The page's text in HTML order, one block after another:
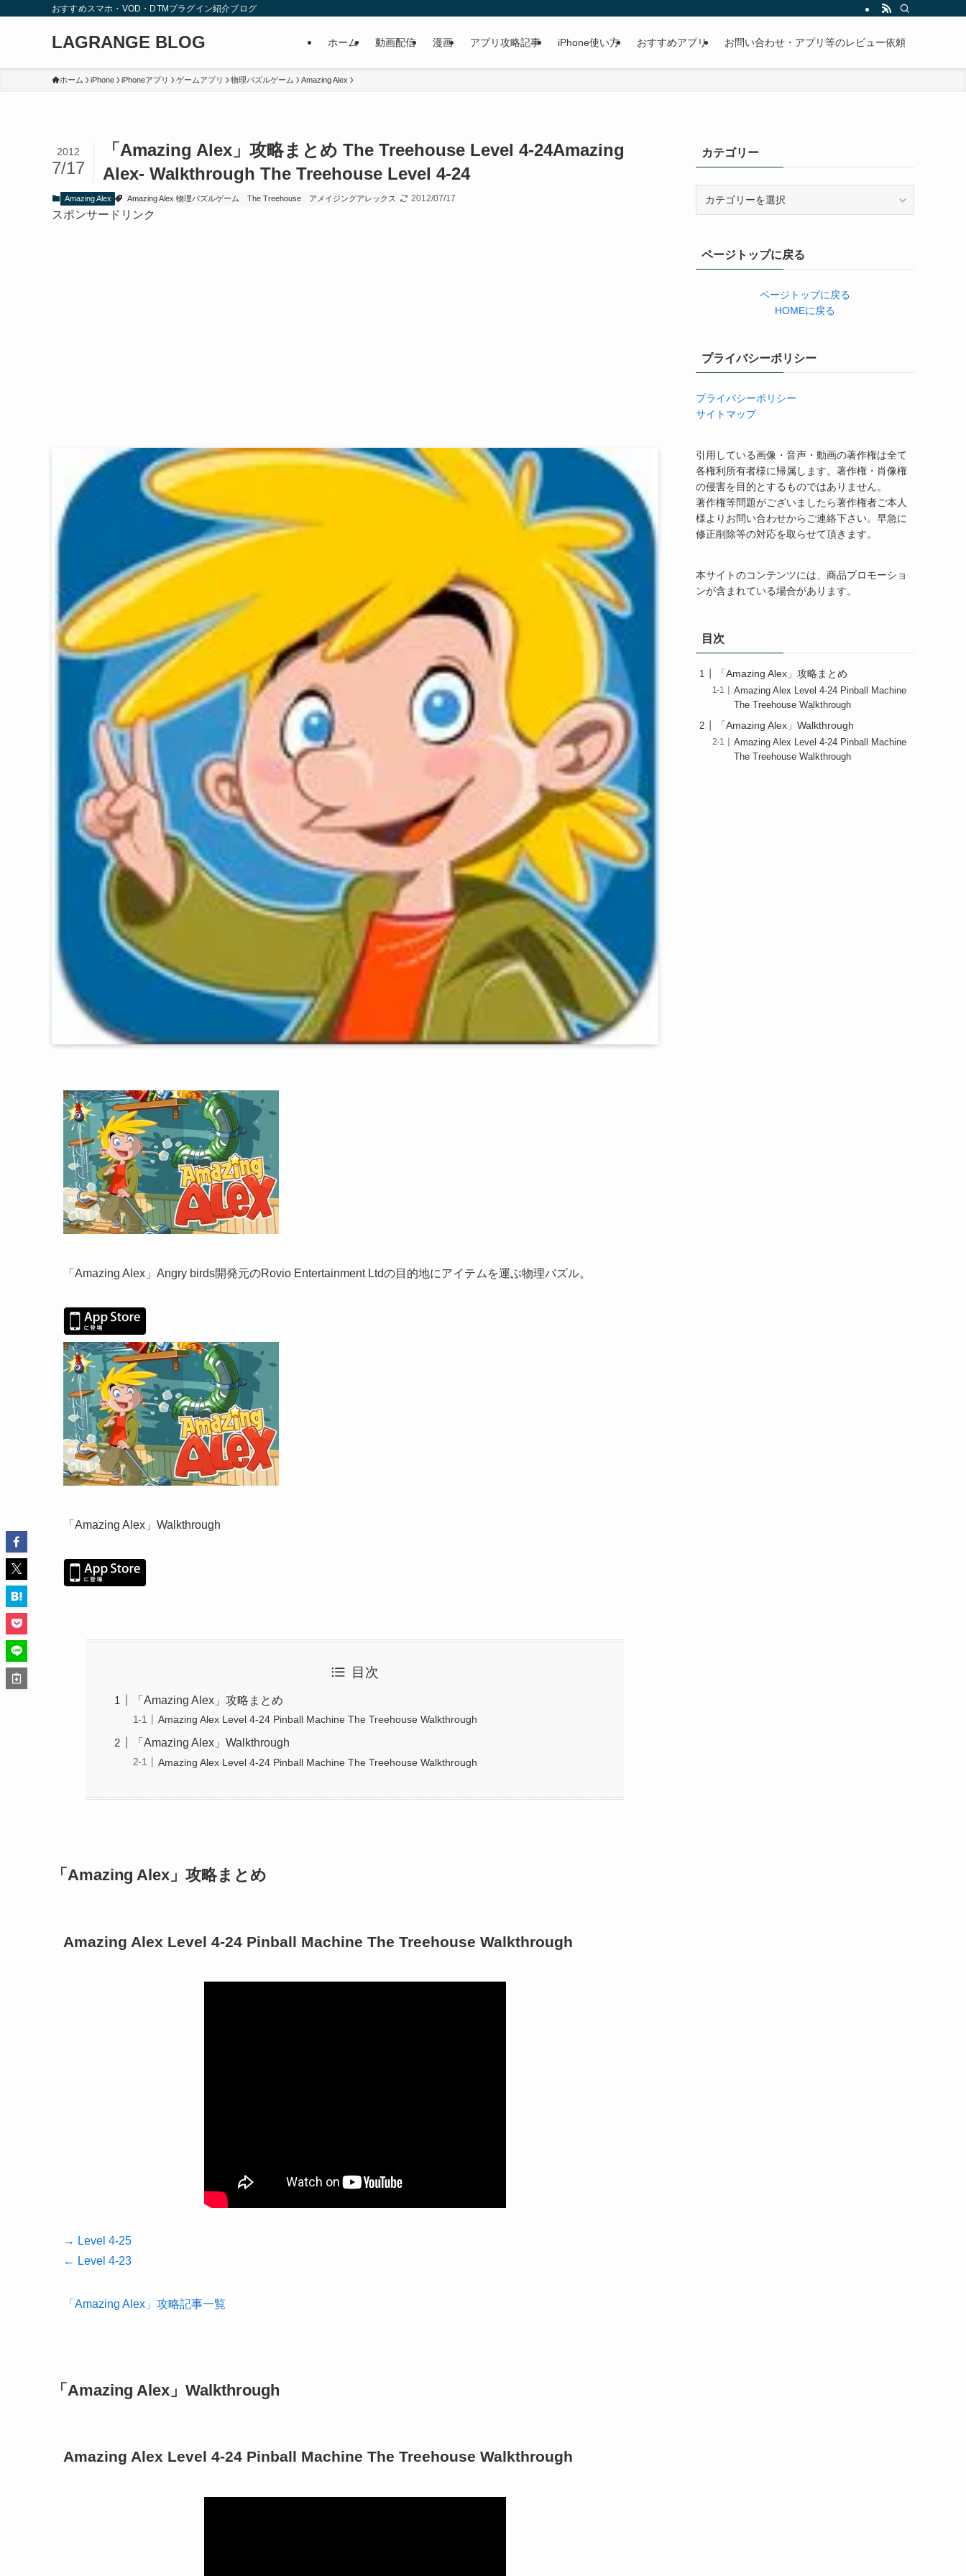
おすすめスマホ・VOD・DTMプラグイン紹介ブログ
LAGRANGE BLOG ホーム 動画配信 漫画 アプリ攻略記事 iPhone使い方 おすすめアプリ お問い合わせ・アプリ等のレビュー依頼
ホーム iPhone iPhoneアプリ ゲームアプリ 物理パズルゲーム Amazing Alex
「Amazing Alex」攻略まとめ The Treehouse Level 4-24Amazing
Alex- Walkthrough The Treehouse Level 4-24
2012
7/17
Amazing Alex Amazing Alex 物理パズルゲーム The Treehouse アメイジングアレックス 2012/07/17
スポンサードリンク
「Amazing Alex」Angry birds開発元のRovio Entertainment Ltdの目的地にアイテムを運ぶ物理パズル。
「Amazing Alex」Walkthrough
目次
「Amazing Alex」攻略まとめ
Amazing Alex Level 4-24 Pinball Machine The Treehouse Walkthrough
「Amazing Alex」Walkthrough
Amazing Alex Level 4-24 Pinball Machine The Treehouse Walkthrough
「Amazing Alex」攻略まとめ
Amazing Alex Level 4-24 Pinball Machine The Treehouse Walkthrough
→ Level 4-25
← Level 4-23
「Amazing Alex」攻略記事一覧
「Amazing Alex」Walkthrough
Amazing Alex Level 4-24 Pinball Machine The Treehouse Walkthrough
カテゴリー
ーページトップに戻る
ページトップに戻る
HOMEに戻る
プライバシーポリシー
プライバシーポリシー
サイトマップ
引用している画像・音声・動画の著作権は全て
各権利所有者様に帰属します。著作権・肖像権
の侵害を目的とするものではありません。
著作権等問題がございましたら著作権者ご本人
様よりお問い合わせからご連絡下さい。早急に
修正削除等の対応を取らせて頂きます。
本サイトのコンテンツには、商品プロモーショ
ンが含まれている場合があります。
目次
「Amazing Alex」攻略まとめ
Amazing Alex Level 4-24 Pinball Machine
The Treehouse Walkthrough
「Amazing Alex」Walkthrough
Amazing Alex Level 4-24 Pinball Machine
The Treehouse Walkthrough